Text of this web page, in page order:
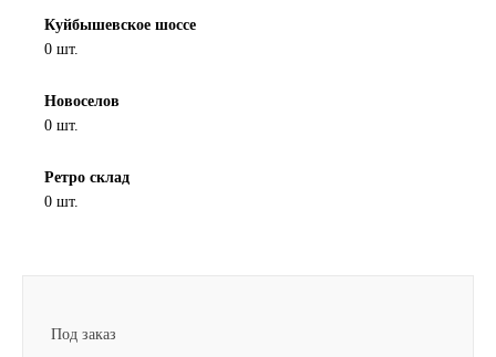
Petro Canada
SHELL
TOTAL
Куйбышевское шоссе
0 шт.
Новоселов
0 шт.
Ретро склад
0 шт.
Под заказ